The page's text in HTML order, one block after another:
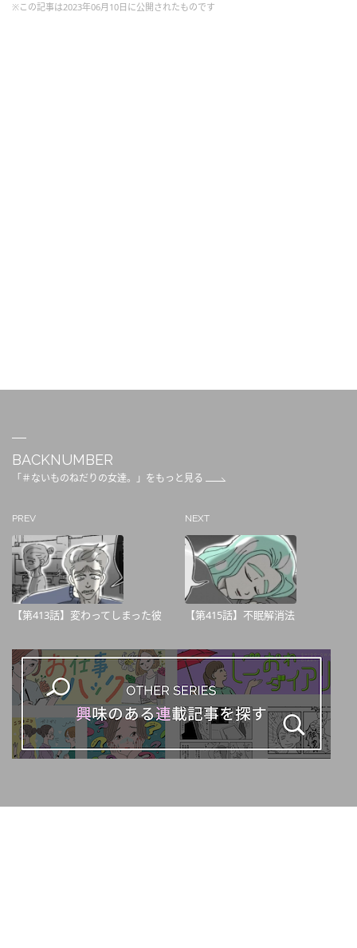
※この記事は2023年06月10日に公開されたものです
BACKNUMBER
「＃ないものねだりの女達。」をもっと見る
PREV
【第413話】変わってしまった彼
NEXT
【第415話】不眠解消法